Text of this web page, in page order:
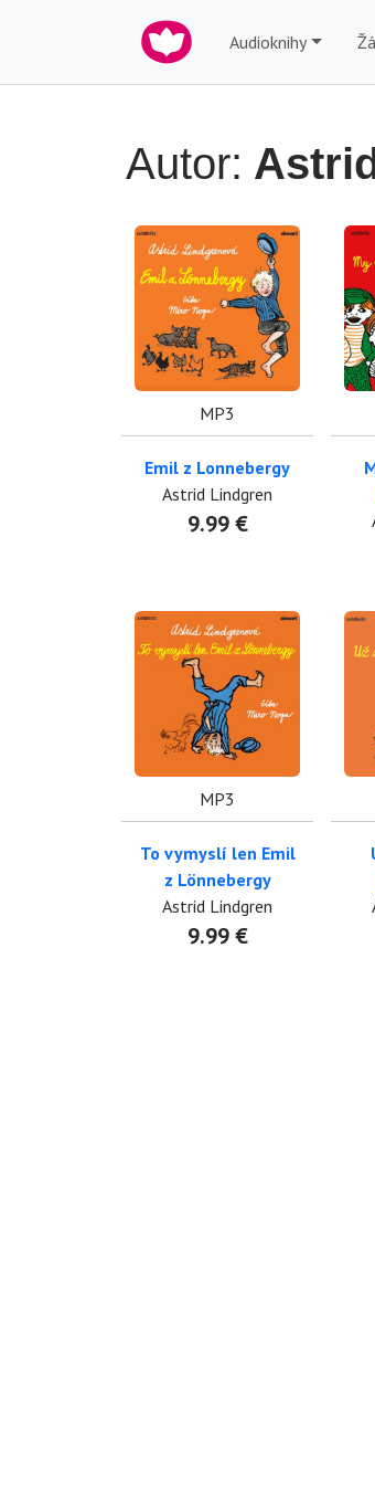
Audioknihy
Autor:
MP3
Emil z Lonnebergy
Astrid Lindgren
9.99 €
MP3
To vymyslí len Emil
z Lönnebergy
Astrid Lindgren
9.99 €